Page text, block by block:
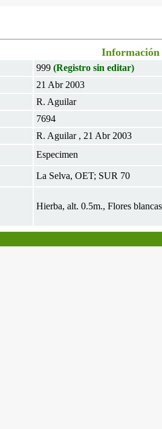
Información
999 (Registro sin editar)
21 Abr 2003
R. Aguilar
7694
R. Aguilar , 21 Abr 2003
Especimen
La Selva, OET; SUR 70
Hierba, alt. 0.5m., Flores blancas